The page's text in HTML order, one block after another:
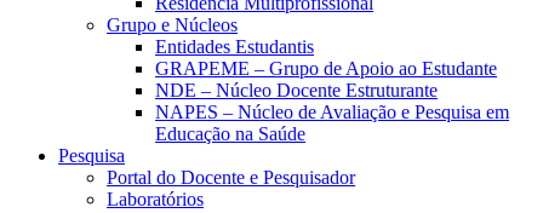
Grupo e Núcleos
Entidades Estudantis
GRAPEME – Grupo de Apoio ao Estudante
NDE – Núcleo Docente Estruturante
NAPES – Núcleo de Avaliação e Pesquisa em
Educação na Saúde
Pesquisa
Portal do Docente e Pesquisador
Laboratórios